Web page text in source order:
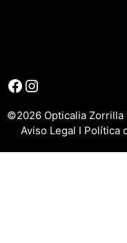
Facebook
Instagram
©2026 Opticalia Zorrilla
Aviso Legal I Política